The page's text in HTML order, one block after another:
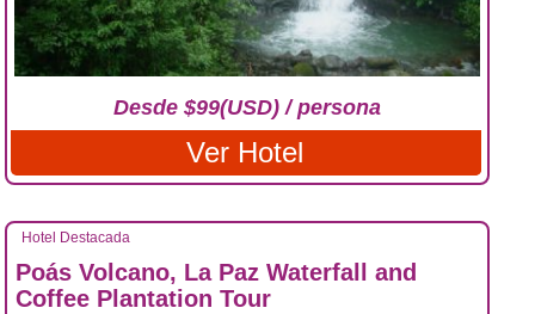
Desde $99(USD) / persona
Ver Hotel
Hotel Destacada
Poás Volcano, La Paz Waterfall and
Coffee Plantation Tour